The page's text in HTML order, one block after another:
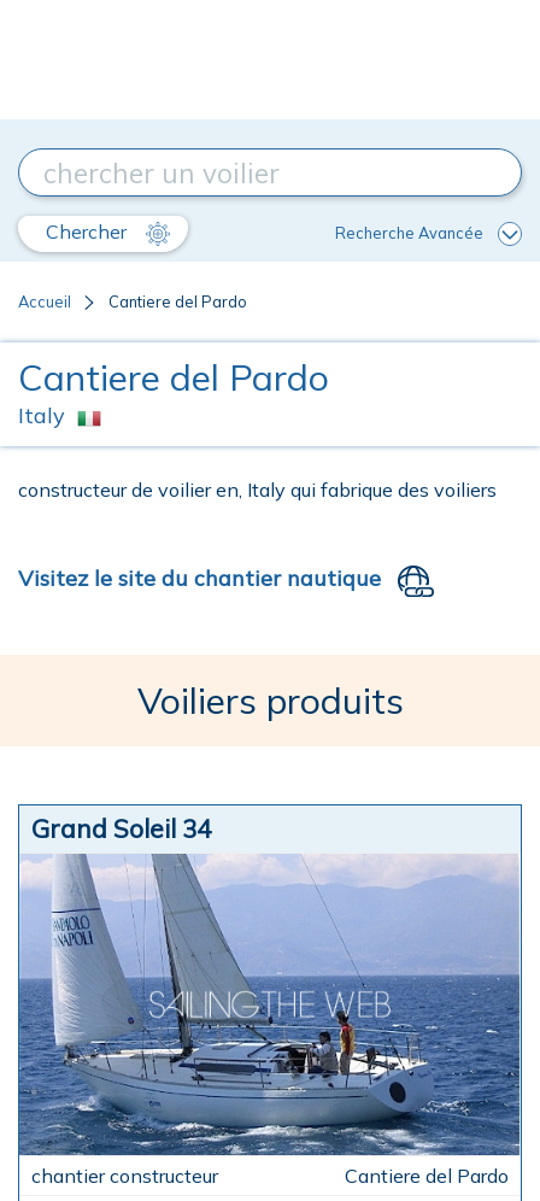
Chercher Recherche Avancée
Accueil Cantiere del Pardo
Cantiere del Pardo
Italy
constructeur de voilier en, Italy qui fabrique des voiliers
Visitez le site du chantier nautique
Voiliers produits
Grand Soleil 34
Cantiere del Pardo